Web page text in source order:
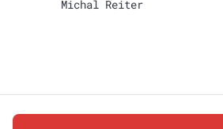
Michal Reiter